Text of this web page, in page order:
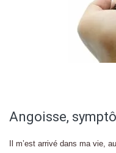
Angoisse,
Il m’est arrivé dans ma vie,